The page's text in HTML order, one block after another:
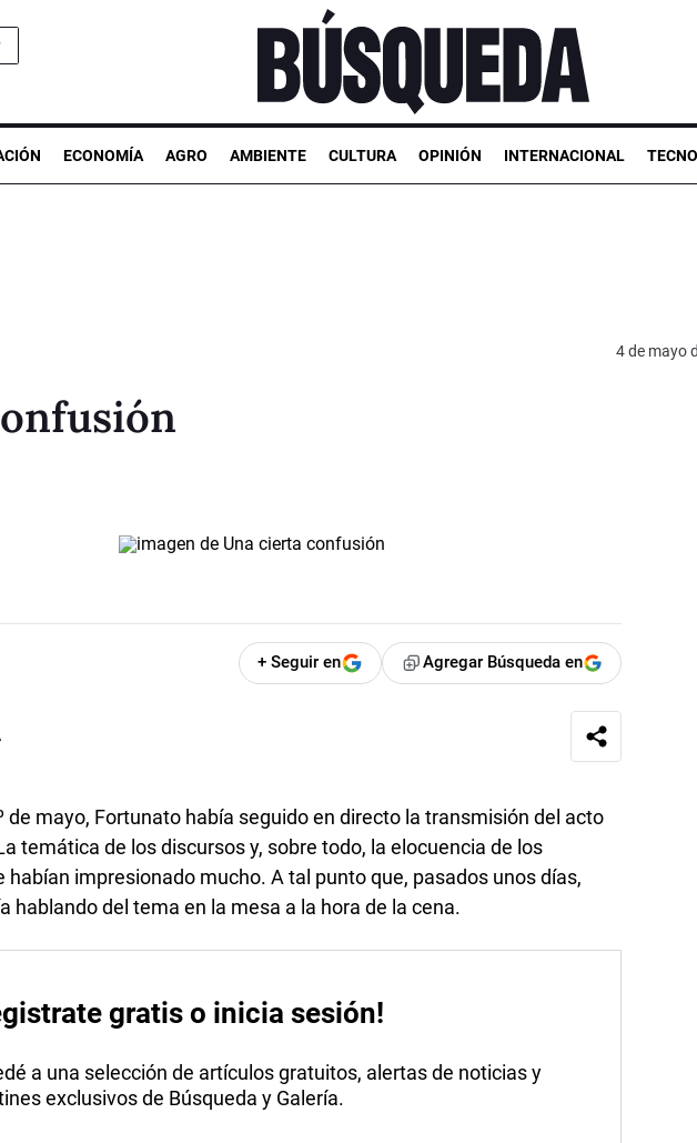
ECONOMÍA AGRO AMBIENTE CULTURA OPINIÓN INTERNACIONAL
4 de mayo
+ Seguir en Agregar Búsqueda en
de mayo, Fortunato había seguido en directo la transmisión del acto
temática de los discursos y, sobre todo, la elocuencia de los
habían impresionado mucho. A tal punto que, pasados unos días,
hablando del tema en la mesa a la hora de la cena.
gratis o inicia sesión!
a una selección de artículos gratuitos, alertas de noticias y
exclusivos de Búsqueda y Galería.